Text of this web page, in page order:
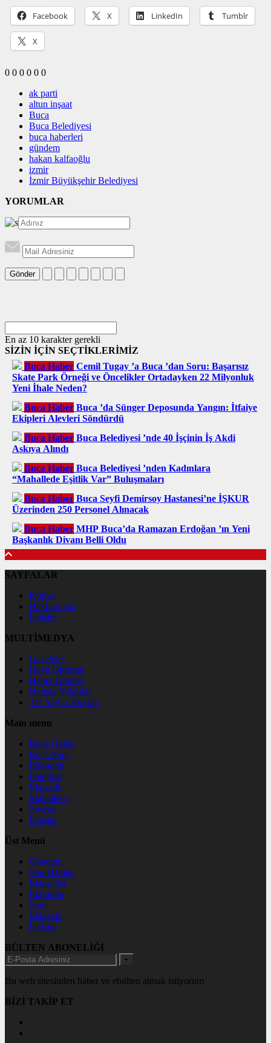
Facebook X LinkedIn Tumblr
X
0 0 0 0 0 0
ak parti
altun inşaat
Buca
Buca Belediyesi
buca haberleri
gündem
hakan kalfaoğlu
izmir
İzmir Büyükşehir Belediyesi
YORUMLAR
Gönder
En az 10 karakter gerekli
SİZİN İÇİN SEÇTİKLERİMİZ
Buca Haber Cemil Tugay ’a Buca ’dan Soru: Başarısız
Skate Park Örneği ve Öncelikler Ortadayken 22 Milyonluk
Yeni İhale Neden?
Buca Haber Buca ’da Sünger Deposunda Yangın: İtfaiye
Ekipleri Alevleri Söndürdü
Buca Haber Buca Belediyesi ’nde 40 İşçinin İş Akdi
Askıya Alındı
Buca Haber Buca Belediyesi ’nden Kadınlara
“Mahallede Eşitlik Var” Buluşmaları
Buca Haber Buca Seyfi Demirsoy Hastanesi’ne İŞKUR
Üzerinden 250 Personel Alınacak
Buca Haber MHP Buca’da Ramazan Erdoğan ’ın Yeni
Başkanlık Divanı Belli Oldu
SAYFALAR
Künye
Hakkımızda
İletişim
MULTİMEDYA
Gazeteler
Hava Durumu
Haber Gönder
Namaz Vakitleri
TV Yayın Akışları
Main menu
Buca Haber
Buca Spor
Ekonomi
Fotoğraf
Magazin
Mahalleler
Siyaset
İletişim
Üst Menü
Gündem
Son Dakika
Manşetler
Ekonomi
Spor
Magazin
İletişim
BÜLTEN ABONELİĞİ
+
Bu web sitesinden haber ve ebülten almak istiyorum
BİZİ TAKİP ET